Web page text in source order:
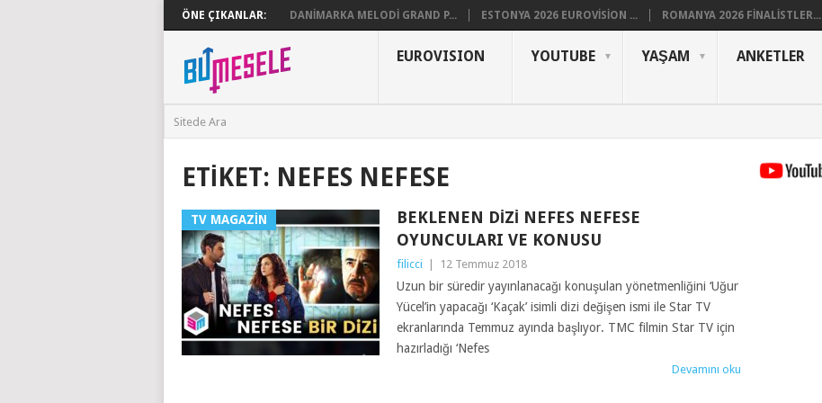
ÖNE ÇIKANLAR: DANIMARKA MELODI GRAND P... ESTONYA 2026 EUROVISION ... ROMANYA 2026 FINALISTLER...
EUROVISION YOUTUBE YAŞAM ANKETLER
ETIKET: NEFES NEFESE
TV MAGAZIN
BEKLENEN DIZI NEFES NEFESE
OYUNCULARI VE KONUSU
filicci 12 Temmuz 2018
Uzun bir süredir yayınlanacağı konuşulan yönetmenliğini ‘Uğur
Yücel’in yapacağı ‘Kaçak’ isimli dizi değişen ismi ile Star TV
ekranlarında Temmuz ayında başlıyor. TMC filmin Star TV için
hazırladığı ‘Nefes
Devamını oku